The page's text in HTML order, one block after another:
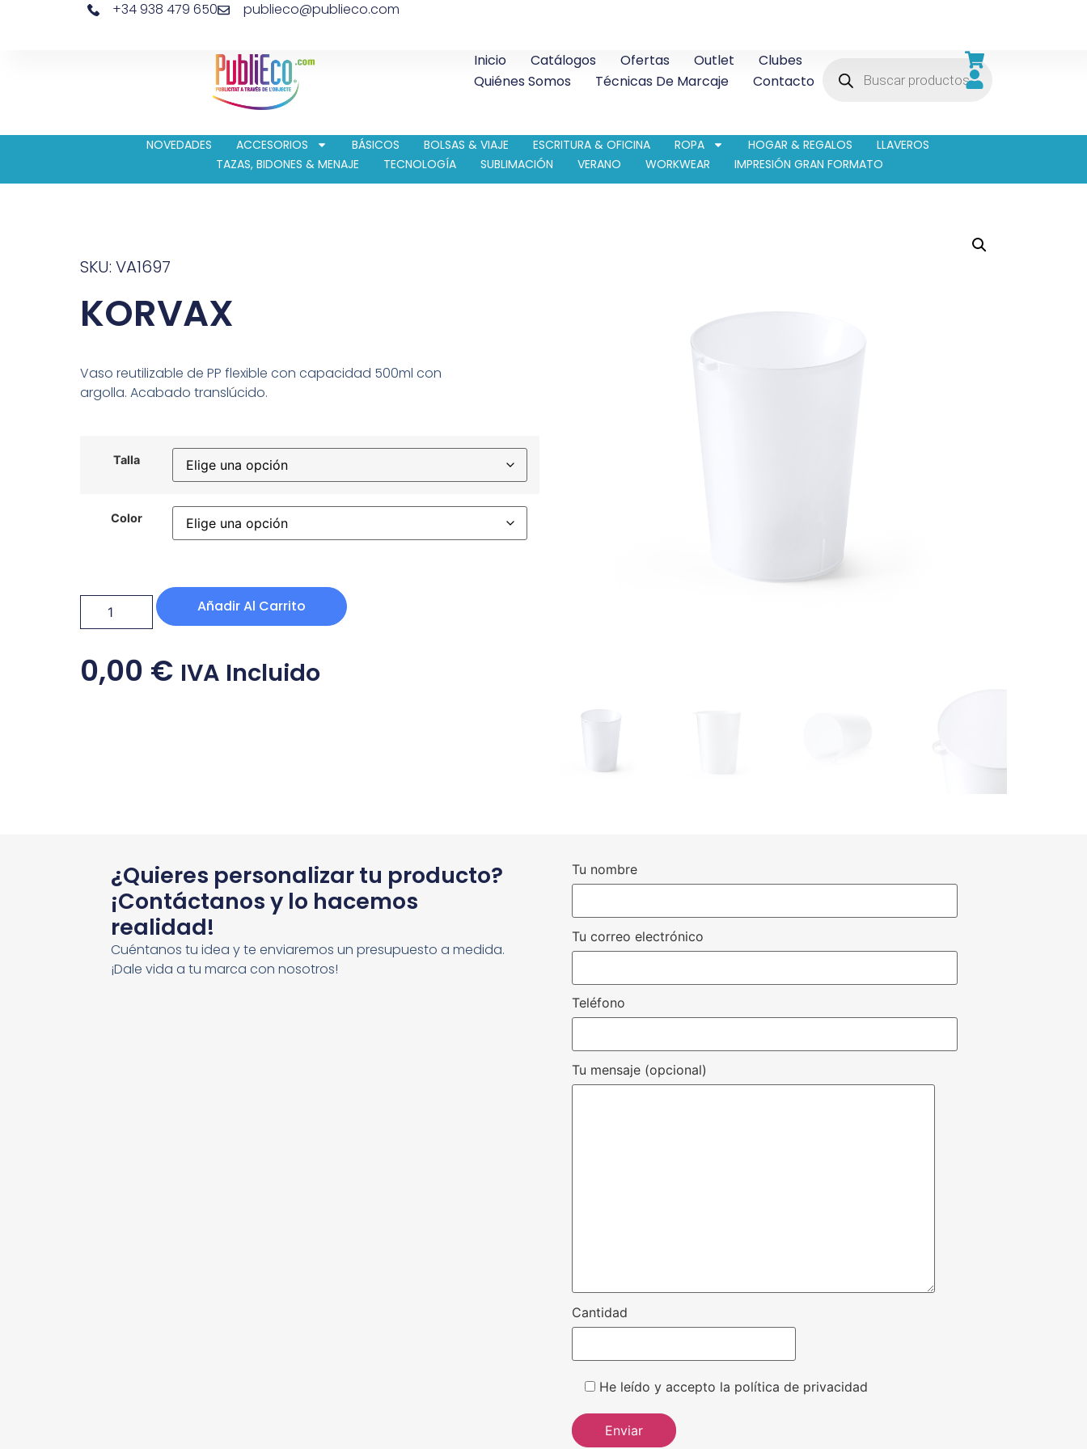
+34 938 479 650 publieco@publieco.com
Inicio Catálogos Ofertas Outlet
Clubes
Quiénes Somos
Técnicas De Marcaje Contacto
NOVEDADES ACCESORIOS BÁSICOS BOLSAS & VIAJE ESCRITURA & OFICINA ROPA HOGAR & REGALOS
LLAVEROS
TAZAS, BIDONES & MENAJE
TECNOLOGÍA SUBLIMACIÓN VERANO WORKWEAR IMPRESIÓN GRAN FORMATO
SKU: VA1697
KORVAX
Vaso reutilizable de PP flexible con capacidad 500ml con
argolla. Acabado translúcido.
Talla
Color
Añadir Al Carrito
0,00 € IVA Incluido
¿Quieres personalizar tu producto?
¡Contáctanos y lo hacemos
realidad!
Cuéntanos tu idea y te enviaremos un presupuesto a medida.
¡Dale vida a tu marca con nosotros!
Tu nombre
Tu correo electrónico
Teléfono
Tu mensaje (opcional)
Cantidad
He leído y accepto la política de privacidad